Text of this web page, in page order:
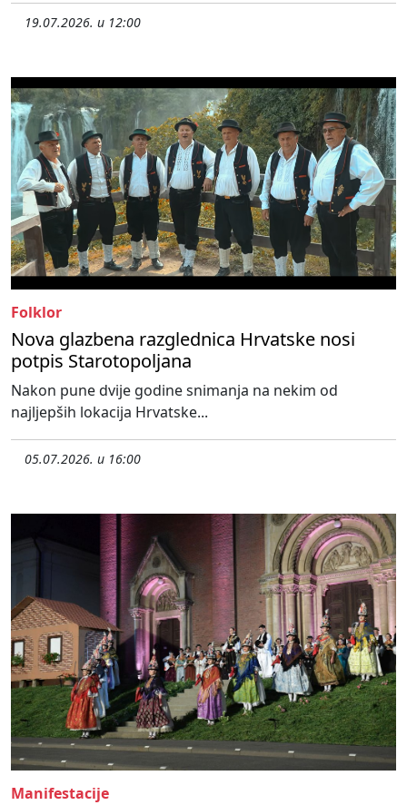
19.07.2026. u 12:00
Folklor
Nova glazbena razglednica Hrvatske nosi
potpis Starotopoljana
Nakon pune dvije godine snimanja na nekim od
najljepših lokacija Hrvatske...
05.07.2026. u 16:00
Manifestacije